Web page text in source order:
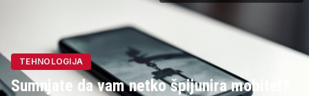
TEHNOLOGIJA
Sumnjate da vam netko špijunira mobitel?